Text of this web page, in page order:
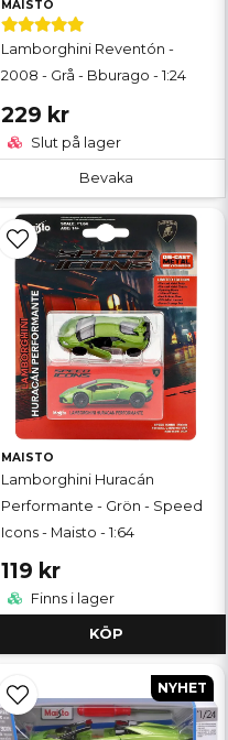
MAISTO
Lamborghini Reventón -
2008 - Grå - Bburago - 1:24
229 kr
Slut på lager
Bevaka
MAISTO
Lamborghini Huracán
Performante - Grön - Speed
Icons - Maisto - 1:64
119 kr
Finns i lager
KÖP
NYHET